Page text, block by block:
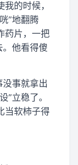
的时候，
”地翻腾
药片，一把
。他看得傻
没事就拿出
”立稳了。
当软柿子得